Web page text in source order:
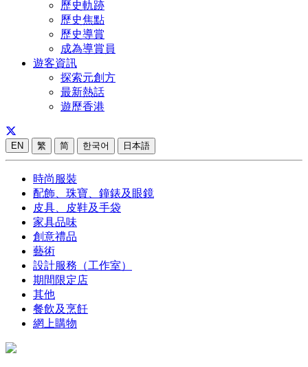
歷史軌跡
歷史焦點
歷史導賞
成為導賞員
遊客資訊
探索元創方
最新熱話
遊歷香港
EN 繁 简 한국어 日本語
時尚服裝
配飾、珠寶、鐘錶及眼鏡
皮具、皮鞋及手袋
家具品味
創意禮品
藝術
設計服務（工作室）
期間限定店
其他
餐飲及烹飪
網上購物